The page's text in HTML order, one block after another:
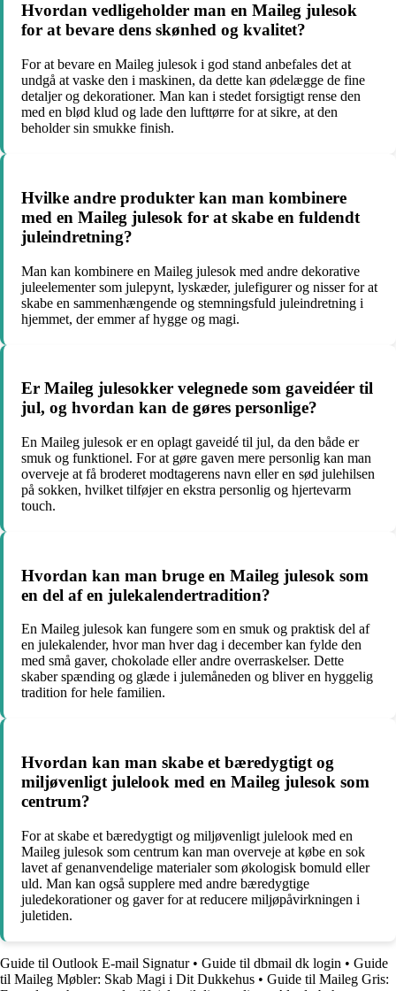
Hvordan vedligeholder man en Maileg julesok
for at bevare dens skønhed og kvalitet?
For at bevare en Maileg julesok i god stand anbefales det at
undgå at vaske den i maskinen, da dette kan ødelægge de fine
detaljer og dekorationer. Man kan i stedet forsigtigt rense den
med en blød klud og lade den lufttørre for at sikre, at den
beholder sin smukke finish.
Hvilke andre produkter kan man kombinere
med en Maileg julesok for at skabe en fuldendt
juleindretning?
Man kan kombinere en Maileg julesok med andre dekorative
juleelementer som julepynt, lyskæder, julefigurer og nisser for at
skabe en sammenhængende og stemningsfuld juleindretning i
hjemmet, der emmer af hygge og magi.
Er Maileg julesokker velegnede som gaveidéer til
jul, og hvordan kan de gøres personlige?
En Maileg julesok er en oplagt gaveidé til jul, da den både er
smuk og funktionel. For at gøre gaven mere personlig kan man
overveje at få broderet modtagerens navn eller en sød julehilsen
på sokken, hvilket tilføjer en ekstra personlig og hjertevarm
touch.
Hvordan kan man bruge en Maileg julesok som
en del af en julekalendertradition?
En Maileg julesok kan fungere som en smuk og praktisk del af
en julekalender, hvor man hver dag i december kan fylde den
med små gaver, chokolade eller andre overraskelser. Dette
skaber spænding og glæde i julemåneden og bliver en hyggelig
tradition for hele familien.
Hvordan kan man skabe et bæredygtigt og
miljøvenligt julelook med en Maileg julesok som
centrum?
For at skabe et bæredygtigt og miljøvenligt julelook med en
Maileg julesok som centrum kan man overveje at købe en sok
lavet af genanvendelige materialer som økologisk bomuld eller
uld. Man kan også supplere med andre bæredygtige
juledekorationer og gaver for at reducere miljøpåvirkningen i
juletiden.
Guide til Outlook E-mail Signatur• Guide til dbmail dk login • Guide
til Maileg Møbler: Skab Magi i Dit Dukkehus • Guide til Maileg Gris: